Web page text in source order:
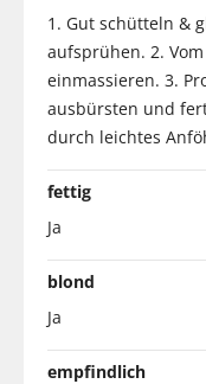
1. Gut schütteln &
aufsprühen. 2.
einmassieren. 3.
ausbürsten und
durch leichtes
fettig
Ja
blond
Ja
empfindlich